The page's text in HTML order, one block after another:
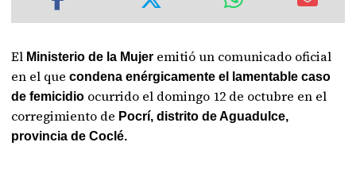
El Ministerio de la Mujer emitió un comunicado oficial
en el quecondena enérgicamente el lamentable caso
de femicidio ocurrido el domingo 12 de octubre en el
corregimiento de Pocrí, distrito de Aguadulce,
provincia de Coclé.